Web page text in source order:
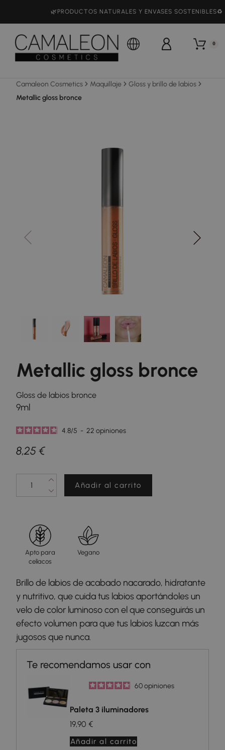
🌿PRODUCTOS NATURALES Y ENVASES SOSTENIBLES♻️
0
Camaleon Cosmetics Maquillaje
Gloss y brillo de labios
Metallic gloss bronce
Metallic gloss bronce
Gloss de labios bronce
9ml
4.8/5 - 22opiniones
8,25 €
Añadir al carrito
Apto para
celíacos
Vegano
Brillo de labios de acabado nacarado, hidratante
y nutritivo, que cuida tus labios aportándoles un
velo de color luminoso con el que conseguirás un
efecto volumen para que tus labios luzcan más
jugosos que nunca.
Te recomendamos usar con
60opiniones
Paleta 3 iluminadores
19,90 €
Añadir al carrito